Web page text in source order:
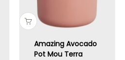
Amazing Avocado
Pot Mou Terra